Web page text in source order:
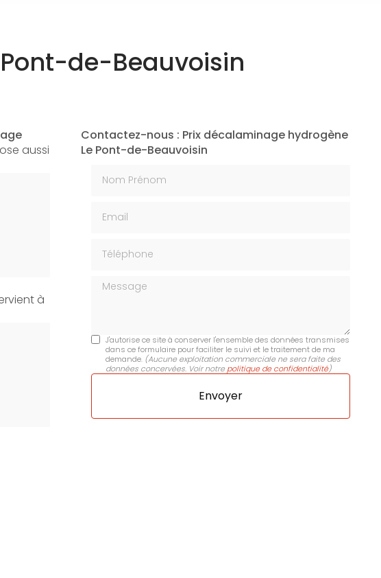
de-Beauvoisin
aussi
à
Contactez-nous : Prix décalaminage hydrogène
Le Pont-de-Beauvoisin
Message
J'autorise ce site à conserver l'ensemble des données transmises
dans ce formulaire pour faciliter le suivi et le traitement de ma
demande. (Aucune exploitation commerciale ne sera faite des
données concervées. Voir notre politique de confidentialité)